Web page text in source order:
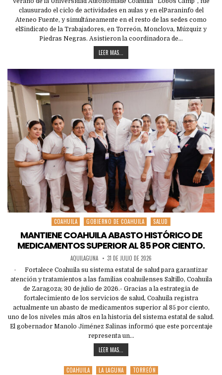
clausurado el ciclo de actividades en aulas y en elParaninfo del
Ateneo Fuente, y simultáneamente en el resto de las sedes como
elSindicato de la Trabajadores, en Torreón, Monclova, Múzquiz y
Piedras Negras. Asistieron la coordinadora de…
LEER MAS...
Posted
in
COAHUILA GOBIERNO DE COAHUILA SALUD
MANTIENE COAHUILA ABASTO HISTÓRICO DE
MEDICAMENTOS SUPERIOR AL 85 POR CIENTO.
AQUILAGUNA 31 DE JULIO DE 2026
· Fortalece Coahuila su sistema estatal de salud para garantizar
atención y tratamientos a las familias coahuilenses Saltillo, Coahuila
de Zaragoza; 30 de julio de 2026.- Gracias a la estrategia de
fortalecimiento de los servicios de salud, Coahuila registra
actualmente un abasto de medicamentos superior al 85 por ciento,
uno de los niveles más altos en la historia del sistema estatal de salud.
El gobernador Manolo Jiménez Salinas informó que este porcentaje
representa un…
LEER MAS...
Posted
COAHUILA LA LAGUNA TORREÓN